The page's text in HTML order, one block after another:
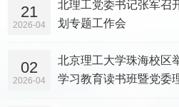
21
2026-04
北理工党委书记张军召
划专题工作会
02
2026-04
北京理工大学珠海校区
学习教育读书班暨党委